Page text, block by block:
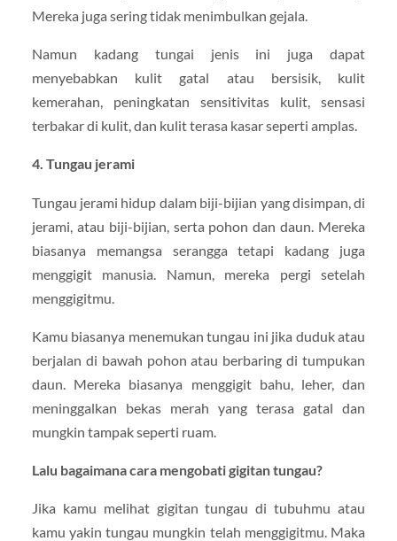
Mereka juga sering tidak menimbulkan gejala.
Namun kadang tungai jenis ini juga dapat
menyebabkan kulit gatal atau bersisik, kulit
kemerahan, peningkatan sensitivitas kulit, sensasi
terbakar di kulit, dan kulit terasa kasar seperti amplas.
4. Tungau jerami
Tungau jerami hidup dalam biji-bijian yang disimpan, di
jerami, atau biji-bijian, serta pohon dan daun. Mereka
biasanya memangsa serangga tetapi kadang juga
menggigit manusia. Namun, mereka pergi setelah
menggigitmu.
Kamu biasanya menemukan tungau ini jika duduk atau
berjalan di bawah pohon atau berbaring di tumpukan
daun. Mereka biasanya menggigit bahu, leher, dan
meninggalkan bekas merah yang terasa gatal dan
mungkin tampak seperti ruam.
Lalu bagaimana cara mengobati gigitan tungau?
Jika kamu melihat gigitan tungau di tubuhmu atau
kamu yakin tungau mungkin telah menggigitmu. Maka